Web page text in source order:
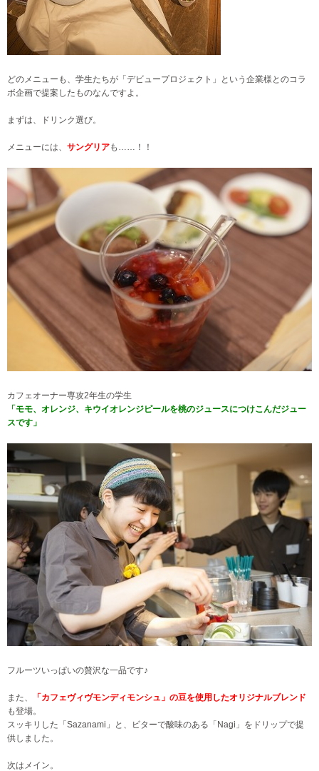
どのメニューも、学生たちが「デビュープロジェクト」という企業様とのコラ
ボ企画で提案したものなんですよ。
まずは、ドリンク選び。
メニューには、 サングリアも……！！
カフェオーナー専攻2年生の学生
「モモ、オレンジ、キウイオレンジピールを桃のジュースにつけこんだジュー
スです」
フルーツいっぱいの贅沢な一品です♪
また、
「カフェヴィヴモンディモンシュ」の豆を使用したオリジナルブレンド
も登場。
スッキリした「Sazanami」と、ビターで酸味のある「Nagi」をドリップで提
供しました。
次はメイン。